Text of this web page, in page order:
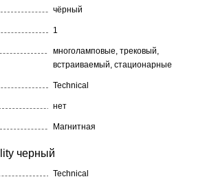
чёрный
1
многоламповые, трековый,
встраиваемый, стационарные
Technical
нет
Магнитная
черный
Technical